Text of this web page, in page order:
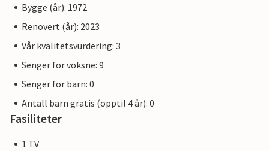
Bygge (år): 1972
Renovert (år): 2023
Vår kvalitetsvurdering: 3
Senger for voksne: 9
Senger for barn: 0
Antall barn gratis (opptil 4 år): 0
Fasiliteter
1 TV